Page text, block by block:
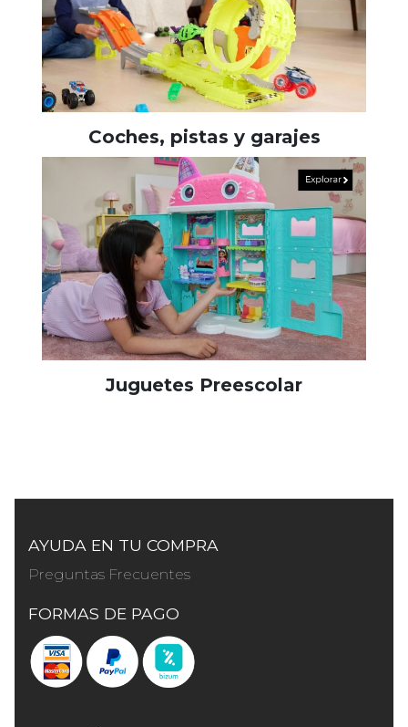
Coches, pistas y garajes
Juguetes Preescolar
AYUDA EN TU COMPRA
Preguntas Frecuentes
FORMAS DE PAGO